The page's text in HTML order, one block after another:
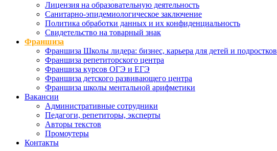
Лицензия на образовательную деятельность
Санитарно-эпидемиологическое заключение
Политика обработки данных и их конфиденциальность
Свидетельство на товарный знак
Франшиза
Франшиза Школы лидера: бизнес, карьера для детей и подростков
Франшиза репетиторского центра
Франшиза курсов ОГЭ и ЕГЭ
Франшиза детского развивающего центра
Франшиза школы ментальной арифметики
Вакансии
Административные сотрудники
Педагоги, репетиторы, эксперты
Авторы текстов
Промоутеры
Контакты